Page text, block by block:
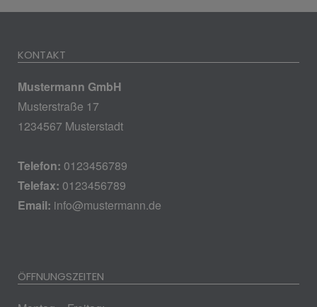
KONTAKT
Mustermann GmbH
Musterstraße 17
1234567 Musterstadt
Telefon: 0123456789
Telefax: 0123456789
Email: info@mustermann.de
ÖFFNUNGSZEITEN